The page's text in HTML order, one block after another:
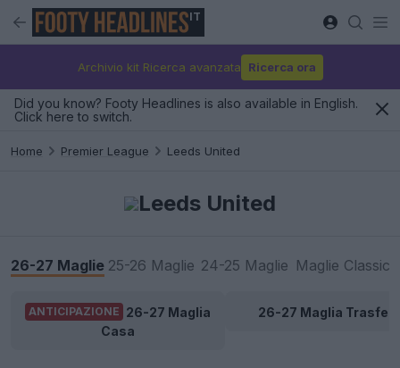
IT
Archivio kit Ricerca avanzata Ricerca ora
Did you know? Footy Headlines is also available in English.
Click here to switch.
Home Premier League Leeds United
Leeds United
26-27 Maglie 25-26 Maglie 24-25 Maglie Maglie
ANTICIPAZIONE 26-27 Maglia
Casa
26-27 Maglia